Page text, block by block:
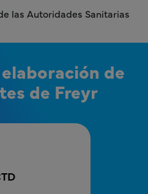
las Autoridades Sanitarias
de
de Freyr
de